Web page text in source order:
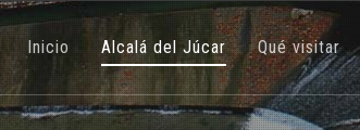
Inicio Alcalá del Júcar Qué visitar
Júcar
secciones